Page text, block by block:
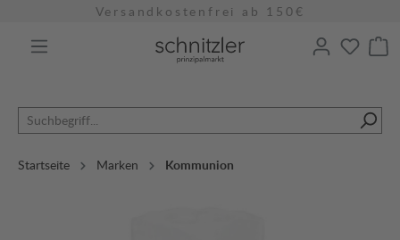
Versandkostenfrei ab 150€
Startseite Marken Kommunion